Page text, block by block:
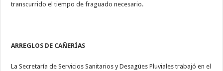
transcurrido el tiempo de fraguado necesario.
ARREGLOS DE CAÑERÍAS
La Secretaría de Servicios Sanitarios y Desagües Pluviales trabajó en el